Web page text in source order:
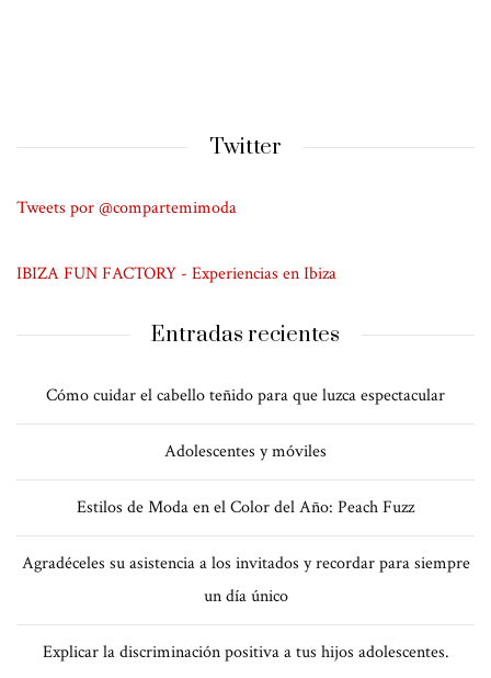
Twitter
Tweets por @compartemimoda
IBIZA FUN FACTORY - Experiencias en Ibiza
Entradas recientes
Cómo cuidar el cabello teñido para que luzca espectacular
Adolescentes y móviles
Estilos de Moda en el Color del Año: Peach Fuzz
Agradéceles su asistencia a los invitados y recordar para siempre
un día único
Explicar la discriminación positiva a tus hijos adolescentes.